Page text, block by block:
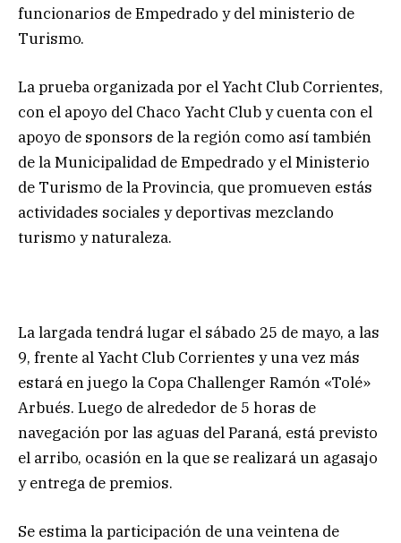
funcionarios de Empedrado y del ministerio de
Turismo.
La prueba organizada por el Yacht Club Corrientes,
con el apoyo del Chaco Yacht Club y cuenta con el
apoyo de sponsors de la región como así también
de la Municipalidad de Empedrado y el Ministerio
de Turismo de la Provincia, que promueven estás
actividades sociales y deportivas mezclando
turismo y naturaleza.
La largada tendrá lugar el sábado 25 de mayo, a las
9, frente al Yacht Club Corrientes y una vez más
estará en juego la Copa Challenger Ramón «Tolé»
Arbués. Luego de alrededor de 5 horas de
navegación por las aguas del Paraná, está previsto
el arribo, ocasión en la que se realizará un agasajo
y entrega de premios.
Se estima la participación de una veintena de